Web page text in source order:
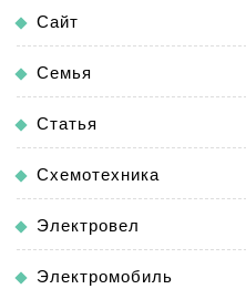
Сайт
Семья
Статья
Схемотехника
Электровел
Электромобиль